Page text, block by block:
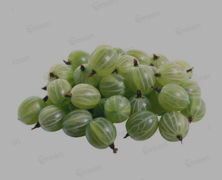
Google
Play
AppGallery
+375 44 560-60-61
Call-центр работает с 9:00 до 21:00 ежедневно
Пишите нам свои вопросы, предложения и комментарии